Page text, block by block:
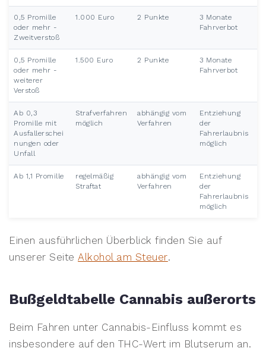
0,5 Promille
oder mehr -
Zweitverstoß
1.000 Euro 2 Punkte
3 Monate
Fahrverbot
0,5 Promille
oder mehr -
weiterer
Verstoß
1.500 Euro 2 Punkte
3 Monate
Fahrverbot
Ab 0,3
Promille mit
Ausfallerschei
nungen oder
Unfall
Strafverfahren
möglich
abhängig vom
Verfahren
Entziehung
der
Fahrerlaubnis
möglich
Ab 1,1 Promille
regelmäßig
Straftat
abhängig vom
Verfahren
Entziehung
der
Fahrerlaubnis
möglich
Einen ausführlichen Überblick finden Sie auf
unserer SeiteAlkohol am Steuer.
Bußgeldtabelle Cannabis außerorts
Beim Fahren unter Cannabis-Einfluss kommt es
insbesondere auf den THC-Wert im Blutserum an.